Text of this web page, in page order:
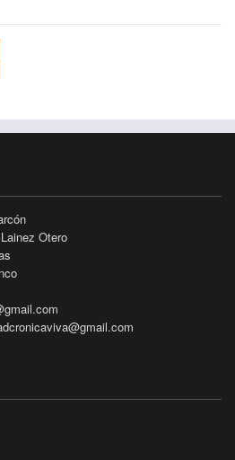
Otero